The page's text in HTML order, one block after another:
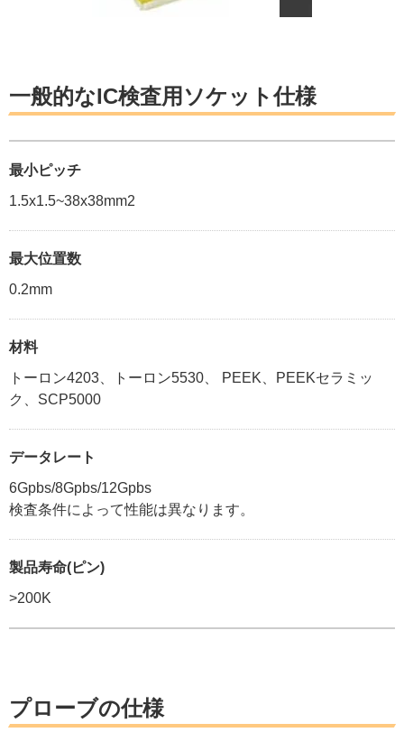
一般的なIC検査用ソケット仕様
最小ピッチ
1.5x1.5~38x38mm2
最大位置数
0.2mm
材料
トーロン4203、トーロン5530、 PEEK、PEEKセラミッ
ク、SCP5000
データレート
6Gpbs/8Gpbs/12Gpbs
検査条件によって性能は異なります。
製品寿命(ピン)
>200K
プローブの仕様